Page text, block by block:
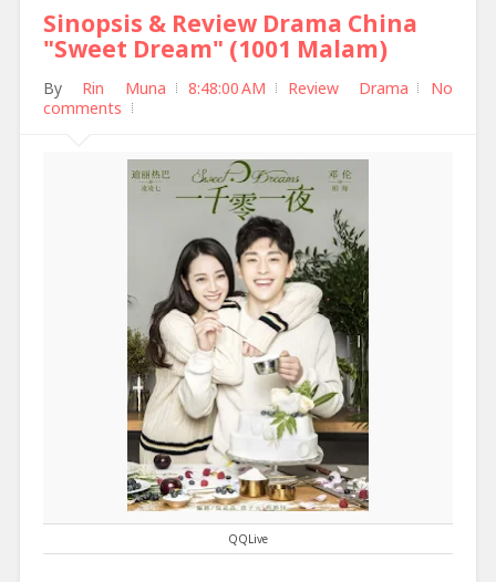
Sinopsis & Review Drama China
"Sweet Dream" (1001 Malam)
By Rin Muna 8:48:00 AM Review Drama
No
comments
QQLive